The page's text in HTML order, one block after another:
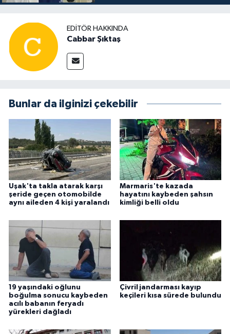
EDITÖR HAKKINDA
Cabbar Şıktaş
Bunlar da ilginizi çekebilir
Uşak'ta takla atarak karşı
şeride geçen otomobilde
aynı aileden 4 kişi yaralandı
Marmaris'te kazada
hayatını kaybeden şahsın
kimliği belli oldu
19 yaşındaki oğlunu
boğulma sonucu kaybeden
acılı babanın feryadı
yürekleri dağladı
Çivril jandarması kayıp
keçileri kısa sürede bulundu